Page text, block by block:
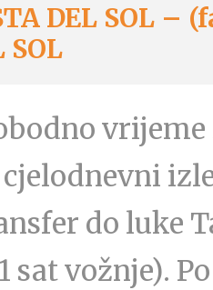
DEL SOL
SOL
do luke
sat vožnje).